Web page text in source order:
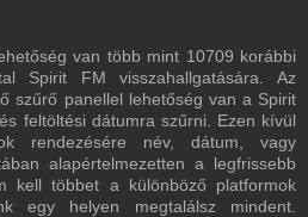
van több mint 10709 korábbi
Spirit FM visszahallgatására. Az
szűrő panellel lehetőség van a Spirit
feltöltési dátumra szűrni. Ezen kívül
rendezésére név, dátum, vagy
alapértelmezetten a legfrissebb
kell többet a különböző platformok
egy helyen megtalálsz mindent.